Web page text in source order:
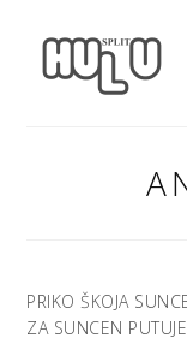
PRIKO ŠKOJA
ZA SUNCEN PUTUJE